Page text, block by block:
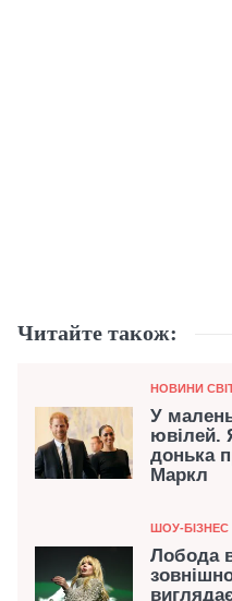
Читайте також:
Категорія
НОВИНИ
У
ювілей.
донька
Маркл
Категорія
ШОУ-БІЗНЕС
Лобода